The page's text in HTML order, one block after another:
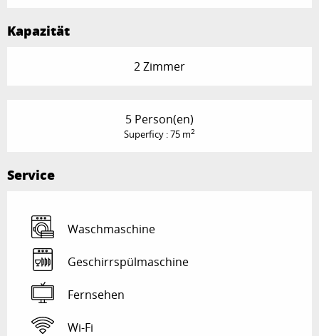
Kapazität
2 Zimmer
5 Person(en)
Superficy : 75 m2
Service
Waschmaschine
Geschirrspülmaschine
Fernsehen
Wi-Fi